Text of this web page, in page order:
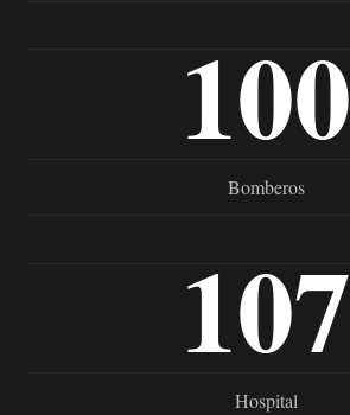
100
Bomberos
107
Hospital